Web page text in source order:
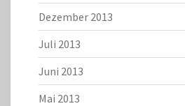
Dezember 2013
Juli 2013
Juni 2013
Mai 2013